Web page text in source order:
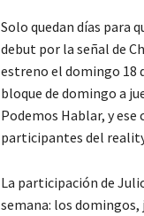
Solo quedan días para
debut por la señal de
estreno el domingo 18
bloque de domingo a
Podemos Hablar, y
participantes del
La participación de
semana: los